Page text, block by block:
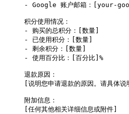
- Google 账户邮箱：[ your-
积分使用情况：
- 购买的总积分：[数量]
- 已使用积分：[数量]
- 剩余积分：[数量]
- 使用百分比：[百分比]%
退款原因：
[说明您申请退款的原因。请具体说
附加信息：
[任何其他相关详细信息或附件]